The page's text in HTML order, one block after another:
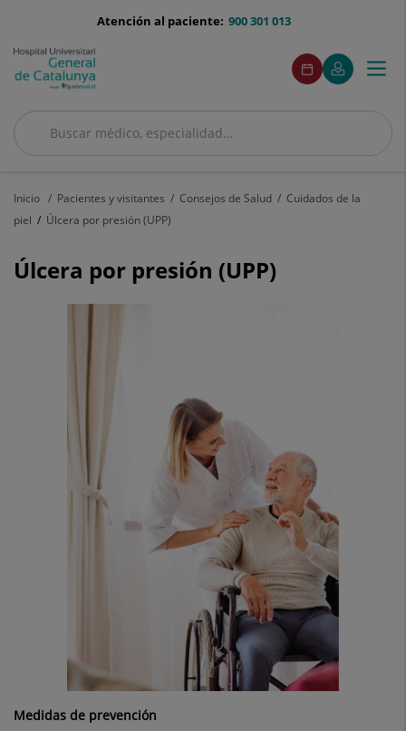
menu-
900 301 013
Atención al paciente:
Buscar
Buscar
menuAcceso
Pedir
cita
Este
enlace
se
en
Mi
Quirónsalud
Este
enlace
se
en
ventana
Menú
Inicio Pacientes y visitantes Consejos de Salud
Cuidados de la
piel
Úlcera por presión (UPP)
Úlcera por presión (UPP)
Medidas de prevención